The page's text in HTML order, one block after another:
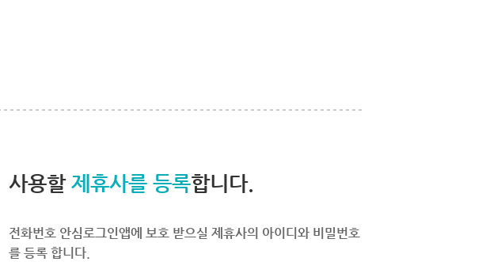
사용할 제휴사를 등록합니다.
전화번호 안심로그인앱에 보호 받으실 제휴사의 아이디와 비밀번호
를 등록 합니다.